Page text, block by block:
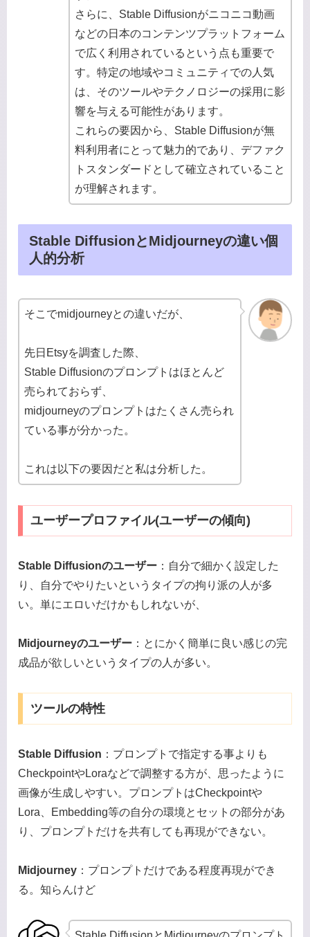
さらに、Stable Diffusionがニコニコ動画
などの日本のコンテンツプラットフォーム
で広く利用されているという点も重要で
す。特定の地域やコミュニティでの人気
は、そのツールやテクノロジーの採用に影
響を与える可能性があります。
これらの要因から、Stable Diffusionが無
料利用者にとって魅力的であり、デファク
トスタンダードとして確立されていること
が理解されます。
Stable DiffusionとMidjourneyの違い個
人的分析
そこでmidjourneyとの違いだが、
先日Etsyを調査した際、
Stable Diffusionのプロンプトはほとんど
売られておらず、
midjourneyのプロンプトはたくさん売られ
ている事が分かった。
これは以下の要因だと私は分析した。
ユーザープロファイル(ユーザーの傾向)
Stable Diffusionのユーザー ：自分で細かく設定した
り、自分でやりたいというタイプの拘り派の人が多
い。単にエロいだけかもしれないが、
Midjourneyのユーザー ：とにかく簡単に良い感じの完
成品が欲しいというタイプの人が多い。
ツールの特性
Stable Diffusion ：プロンプトで指定する事よりも
CheckpointやLoraなどで調整する方が、思ったように
画像が生成しやすい。プロンプトはCheckpointや
Lora、Embedding等の自分の環境とセットの部分があ
り、プロンプトだけを共有しても再現ができない。
Midjourney ：プロンプトだけである程度再現ができ
る。知らんけど